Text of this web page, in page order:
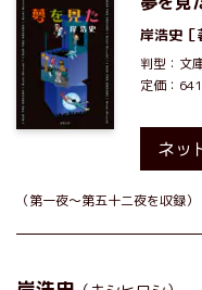
岸浩史 ［
判型：文
定価：
ネッ
（第一夜～第五十二夜を収録）